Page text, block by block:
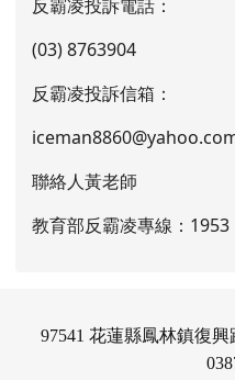
反霸凌投訴電話：
(03) 8763904
反霸凌投訴信箱：
聯絡人黃老師
教育部反霸凌專線：1953
97541 花蓮縣鳳林鎮復興